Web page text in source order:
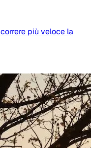
più veloce la